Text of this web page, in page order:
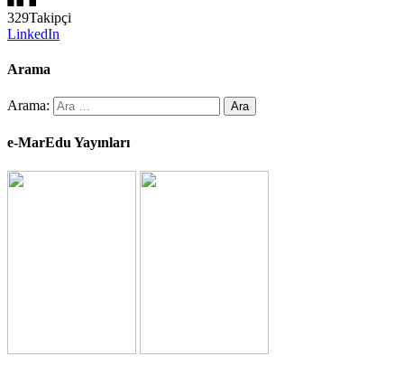
329Takipçi
LinkedIn
Arama
Arama:
e-MarEdu Yayınları